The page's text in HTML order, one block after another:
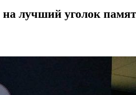
на лучший уголок